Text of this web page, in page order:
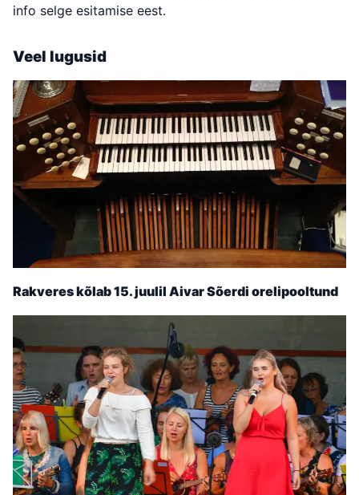
info selge esitamise eest.
Veel lugusid
Rakveres kõlab 15. juulil Aivar Sõerdi orelipooltund